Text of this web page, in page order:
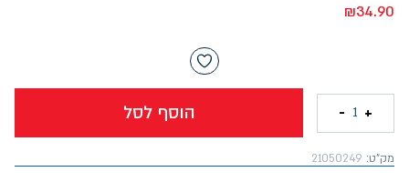
₪34.90
הוסף לסל +
1
-
מק"ט: 21050249